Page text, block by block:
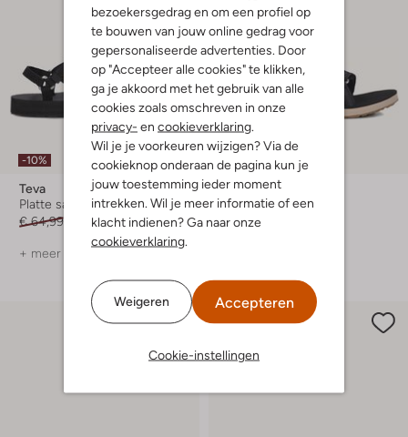
bezoekersgedrag en om een profiel op
te bouwen van jouw online gedrag voor
gepersonaliseerde advertenties. Door
op "Accepteer alle cookies" te klikken,
ga je akkoord met het gebruik van alle
cookies zoals omschreven in onze
privacy- en cookieverklaring
Wil je je voorkeuren wijzigen? Via de
cookieknop onderaan de pagina kun je
jouw toestemming ieder moment
intrekken. Wil je meer informatie of een
klacht indienen? Ga naar onze
cookieverklaring
Weigeren Accepteren
Cookie-instellingen
-10%
Teva
Platte sandalen
€ 64,99
€ 57,99
+ meer kleuren
-20%
Teva
Platte sandalen
€ 79,99